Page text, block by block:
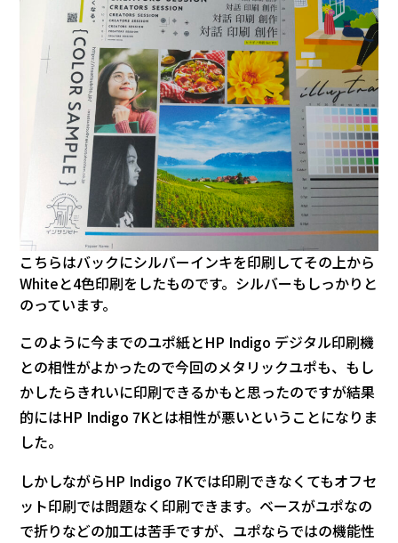
こちらはバックにシルバーインキを印刷してその上から
Whiteと4色印刷をしたものです。シルバーもしっかりと
のっています。
このように今までのユポ紙とHP Indigo デジタル印刷機
との相性がよかったので今回のメタリックユポも、もし
かしたらきれいに印刷できるかもと思ったのですが結果
的にはHP Indigo 7Kとは相性が悪いということになりま
した。
しかしながらHP Indigo 7Kでは印刷できなくてもオフセ
ット印刷では問題なく印刷できます。ベースがユポなの
で折りなどの加工は苦手ですが、ユポならではの機能性